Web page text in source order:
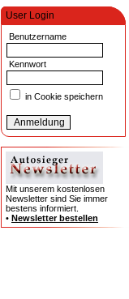
User Login
Benutzername
Kennwort
in Cookie speichern
Mit unserem kostenlosen
Newsletter sind Sie immer
bestens informiert.
• Newsletter bestellen